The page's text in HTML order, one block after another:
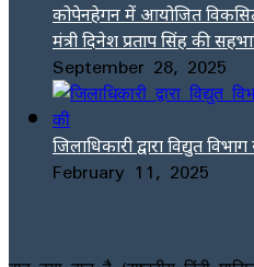
कोपेनहेगन में आयोजित विकसित
मंत्री दिनेश प्रताप सिंह की
September 28, 2025
जिलाधिकारी द्वारा विद्युत
February 11, 2025